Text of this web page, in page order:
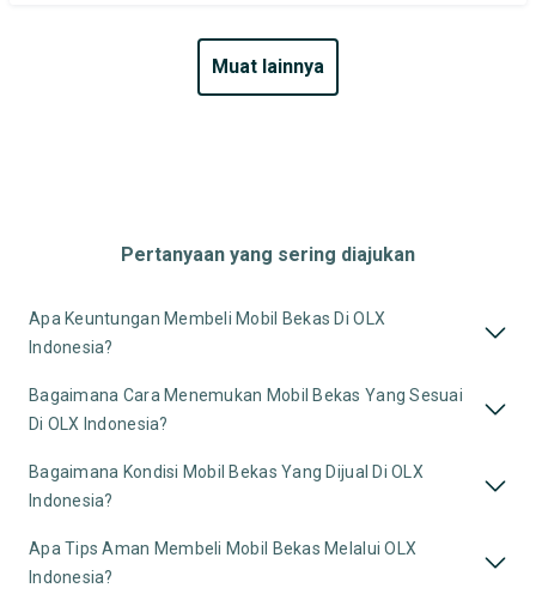
muat lainnya
Pertanyaan yang sering diajukan
Apa Keuntungan Membeli Mobil Bekas Di OLX
Indonesia?
Bagaimana Cara Menemukan Mobil Bekas Yang Sesuai
Di OLX Indonesia?
Bagaimana Kondisi Mobil Bekas Yang Dijual Di OLX
Indonesia?
Apa Tips Aman Membeli Mobil Bekas Melalui OLX
Indonesia?